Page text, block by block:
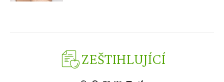
ZEŠTIHLUJÍCÍ